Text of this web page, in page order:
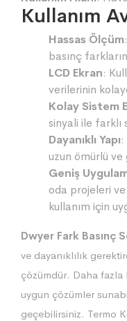
Kullanım
Hassas Ölçüm
basınç
LCD Ekran:
verilerinin
Kolay Sistem
sinyali ile
Dayanıklı Yapı
uzun ömürlü
Geniş
oda projeleri
kullanım için
Dwyer Fark Basınç
ve dayanıklılık
çözümdür. Daha fazla
uygun çözümler
geçebilirsiniz. Termo